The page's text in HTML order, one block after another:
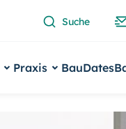
Suche
Praxis BauDates